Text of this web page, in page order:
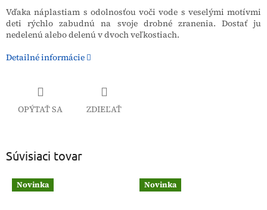
Vďaka náplastiam s odolnosťou voči vode s veselými motívmi
deti rýchlo zabudnú na svoje drobné zranenia. Dostať ju
nedelenú alebo delenú v dvoch veľkostiach.
Detailné informácie
OPÝTAŤ SA ZDIEĽAŤ
Súvisiaci tovar
Novinka Novinka